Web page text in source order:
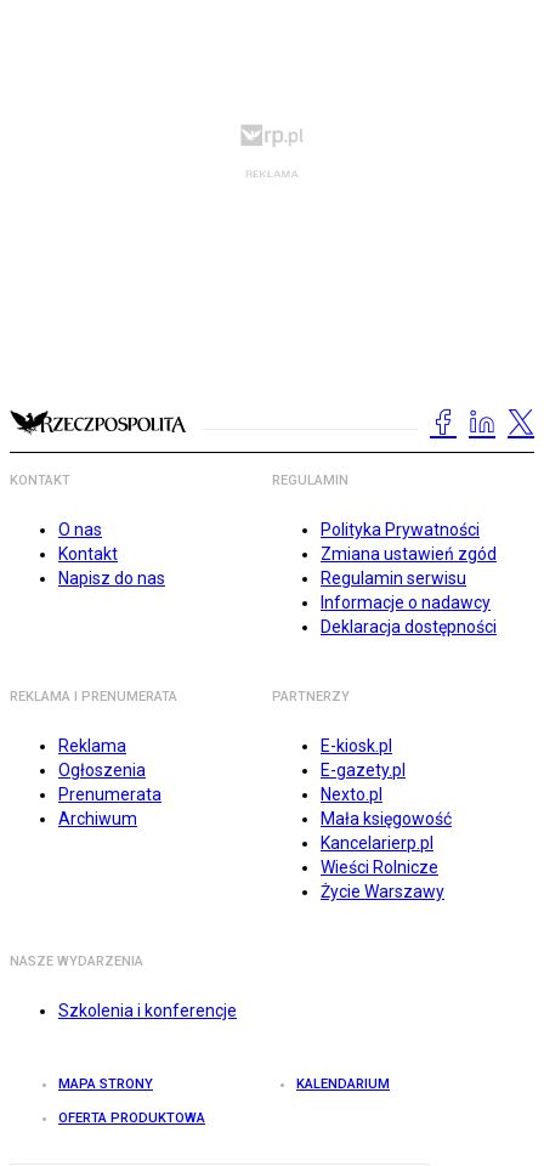
KONTAKT
O nas
Kontakt
Napisz do nas
REGULAMIN
Polityka Prywatności
Zmiana ustawień zgód
Regulamin serwisu
Informacje o nadawcy
Deklaracja dostępności
REKLAMA I PRENUMERATA
Reklama
Ogłoszenia
Prenumerata
Archiwum
PARTNERZY
E-kiosk.pl
E-gazety.pl
Nexto.pl
Mała księgowość
Kancelarierp.pl
Wieści Rolnicze
Życie Warszawy
NASZE WYDARZENIA
Szkolenia i konferencje
MAPA STRONY KALENDARIUM
OFERTA PRODUKTOWA